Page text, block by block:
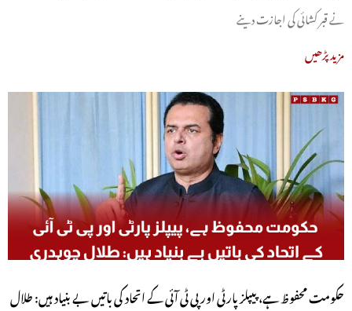
نے قبر کشائی کی اجازت دینے
مزید پڑھیں
حکومت محفوظ ہے، پیپلز پارٹی اور پی ٹی آئی کے اتحاد کی باتیں بے بنیاد ہیں: طلال